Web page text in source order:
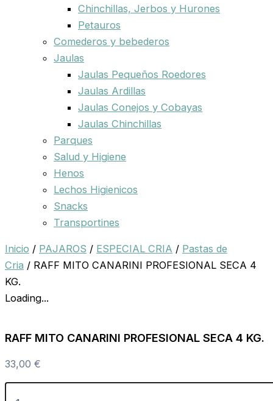
Chinchillas, Jerbos y Hurones
Petauros
Comederos y bebederos
Jaulas
Jaulas Pequeños Roedores
Jaulas Ardillas
Jaulas Conejos y Cobayas
Jaulas Chinchillas
Parques
Salud y Higiene
Henos
Lechos Higienicos
Snacks
Transportines
Inicio / PAJAROS / ESPECIAL CRIA / Pastas de
Cria / RAFF MITO CANARINI PROFESIONAL SECA 4
KG.
Loading...
RAFF MITO CANARINI PROFESIONAL SECA 4 KG.
33,00 €